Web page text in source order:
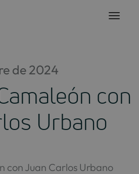
de 2024
con
Urbano
con Juan Carlos Urbano